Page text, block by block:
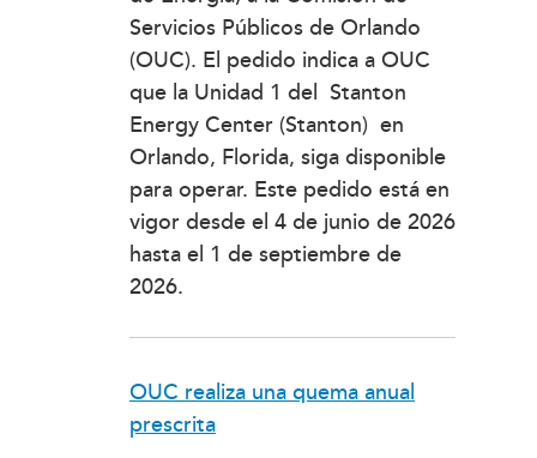
Servicios Públicos de Orlando
(OUC). El pedido indica a OUC
que la Unidad 1 del Stanton
Energy Center (Stanton) en
Orlando, Florida, siga disponible
para operar. Este pedido está en
vigor desde el 4 de junio de 2026
hasta el 1 de septiembre de
2026.
OUC realiza una quema anual
prescrita